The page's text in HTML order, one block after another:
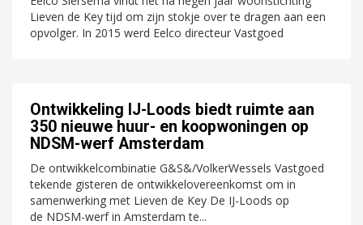
Lieven de Key tijd om zijn stokje over te dragen aan een
opvolger. In 2015 werd Eelco directeur Vastgoed
Ontwikkeling IJ-Loods biedt ruimte aan
350 nieuwe huur- en koopwoningen op
NDSM-werf Amsterdam
De ontwikkelcombinatie G&S&/VolkerWessels Vastgoed
tekende gisteren de ontwikkelovereenkomst om in
samenwerking met Lieven de Key De IJ-Loods op
de NDSM-werf in Amsterdam te...